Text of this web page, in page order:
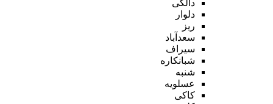
دالکی
دلوار
ریز
سعدآباد
سیراف
شبانکاره
شنبه
عسلویه
کاکی